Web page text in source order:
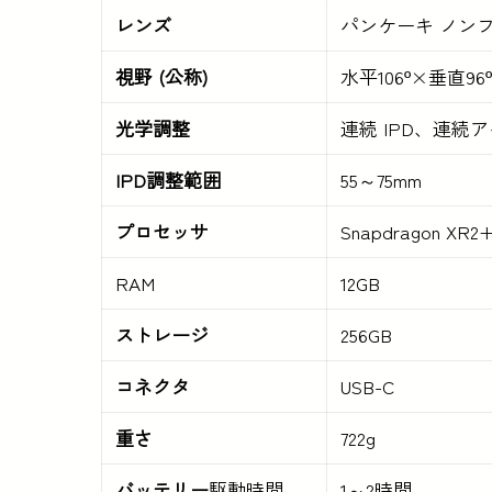
レンズ
パンケーキ ノン
視野 (公称)
水平106º×垂直96º
光学調整
連続 IPD、連続
IPD調整範囲
55～75mm
プロセッサ
Snapdragon
RAM
12GB
ストレージ
256GB
コネクタ
USB-C
重さ
722g